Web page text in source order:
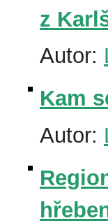
z
Autor:
Kam
Autor: